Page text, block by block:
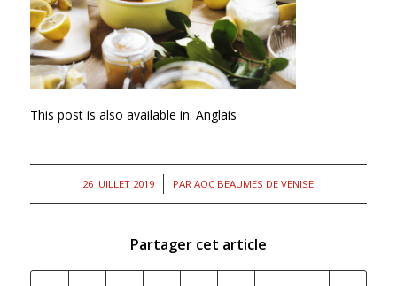
This post is also available in: Anglais
26 JUILLET 2019
/ PARAOC BEAUMES DE VENISE
Partager cet article